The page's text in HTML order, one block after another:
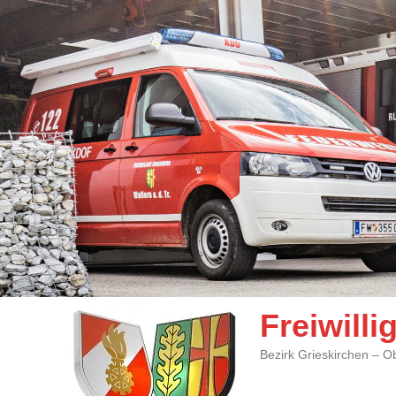
Bezirk Grieskirchen –